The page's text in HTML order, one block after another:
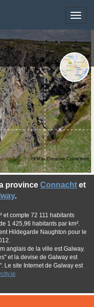
Toggle
province Connacht et
.
et compte 72 111 habitants
1 425,96 habitants par km².
Hildegarde Naughton pour le
anglais de la ville est Galway.
et la devise de Galway est
Le site Internet de Galway est
©Flickr Creative Commons
Toggle